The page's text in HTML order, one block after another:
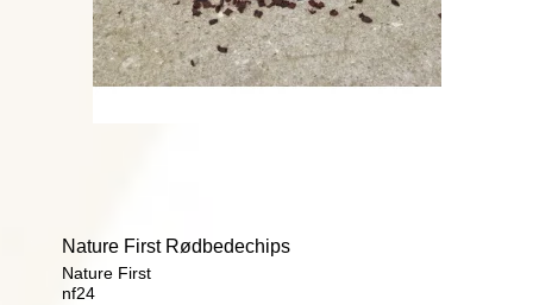
Nature First Rødbedechips
Nature First
nf24